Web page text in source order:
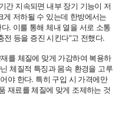
간 지속되면 내부 장기 기능이 저
저하될 수 있는데 한방에서는
. 이를 통해 체내 열을 서로 소통
등을 증진 시킨다”고 전했다.
를 체질에 맞게 가감하여 복용하
체질적 특징과 몸속 환경을 고루
야 한다. 특히 구입 시 가격에만
재료를 체질에 맞게 조제하는 것